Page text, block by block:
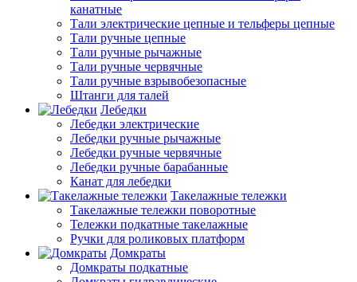
канатные
Тали электрические цепные и тельферы цепные
Тали ручные цепные
Тали ручные рычажные
Тали ручные червячные
Тали ручные взрывобезопасные
Штанги для талей
Лебедки
Лебедки электрические
Лебедки ручные рычажные
Лебедки ручные червячные
Лебедки ручные барабанные
Канат для лебедки
Такелажные тележки
Такелажные тележки поворотные
Тележки подкатные такелажные
Ручки для роликовых платформ
Домкраты
Домкраты подкатные